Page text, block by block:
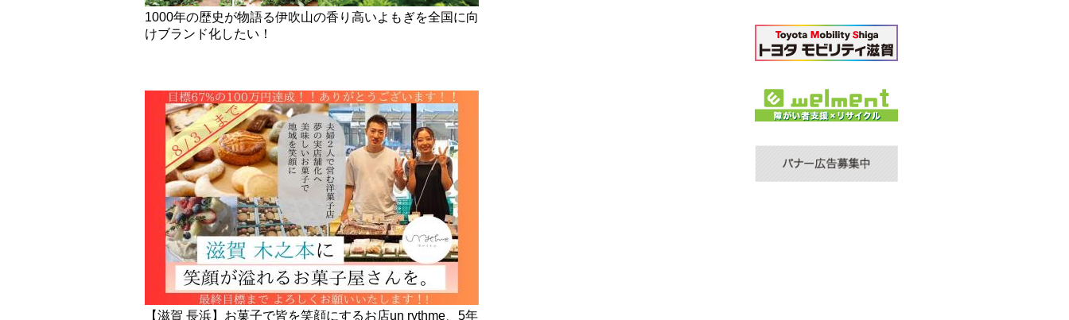
1000年の歴史が物語る伊吹山の香り高いよもぎを全国に向
けブランド化したい！
【滋賀 長浜】お菓子で皆を笑顔にするお店un rythme、5年